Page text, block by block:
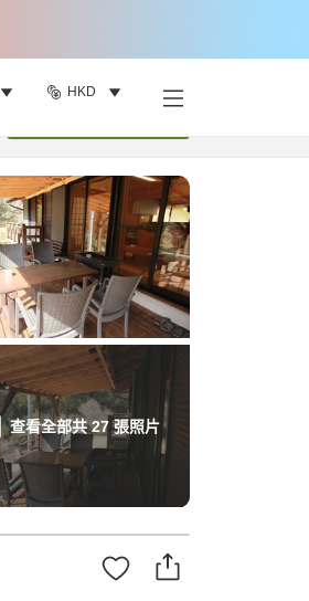
HKD
查看全部共27張照片